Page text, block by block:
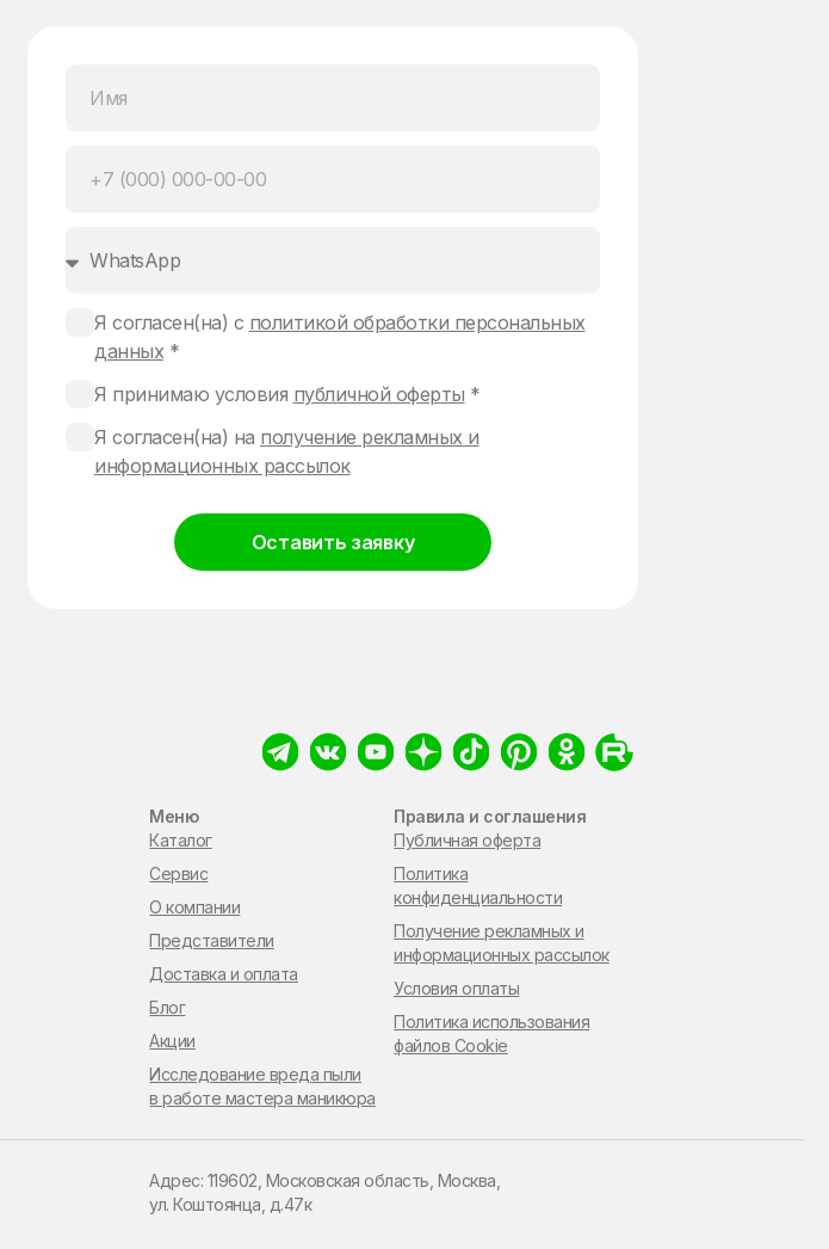
Я согласен(на) с политикой обработки персональных
данных *
Я принимаю условия публичной оферты *
Я согласен(на) на получение рекламных и
информационных рассылок
Оставить заявку
Меню
Каталог
Сервис
О компании
Представители
Доставка и оплата
Блог
Акции
Исследование вреда пыли
в работе мастера маникюра
Правила и соглашения
Публичная оферта
Политика
конфиденциальности
Получение рекламных и
информационных рассылок
Условия оплаты
Политика использования
файлов Cookie
Адрес: 119602, Московская область, Москва,
ул. Коштоянца, д.47к